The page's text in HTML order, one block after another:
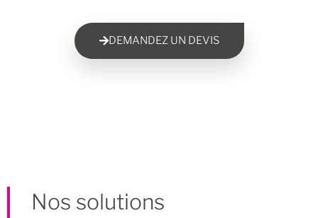
DEMANDEZ UN DEVIS
Nos solutions